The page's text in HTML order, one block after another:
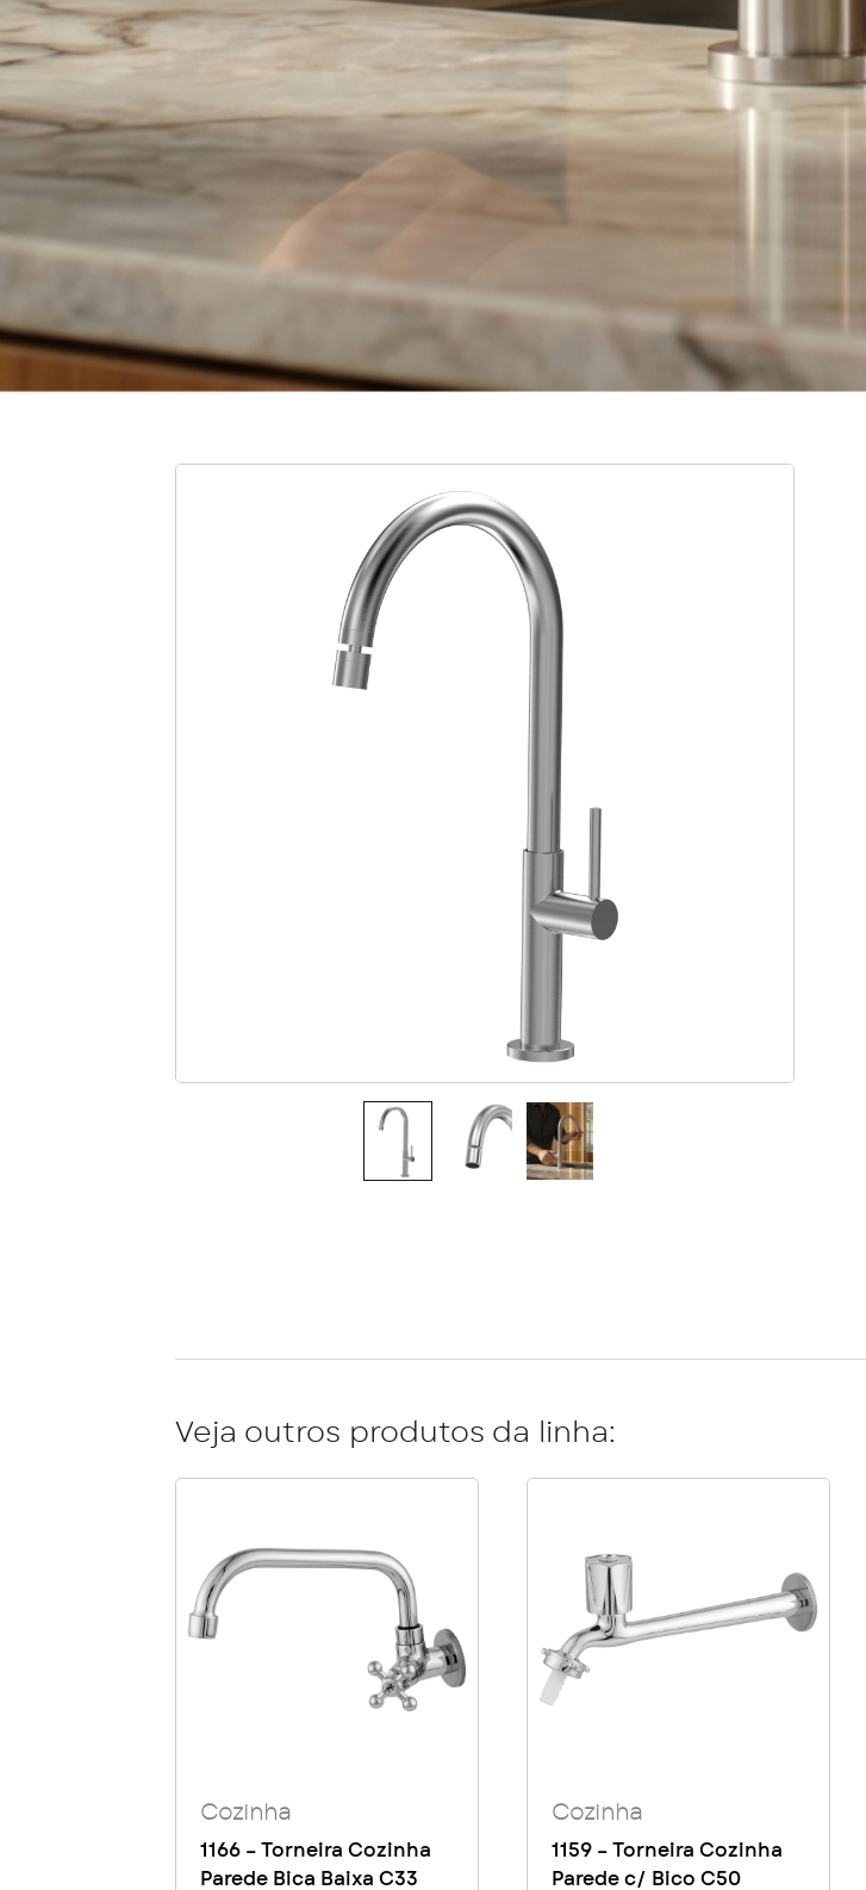
Veja outros produtos da linha:
Cozinha
1166 – Torneira Cozinha
Parede Bica Baixa C33
Cozinha
1159 – Torneira Cozinha
Parede c/ Bico C50